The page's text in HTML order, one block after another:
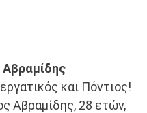
Αβραμίδης
και Πόντιος!
Αβραμίδης, 28 ετών,